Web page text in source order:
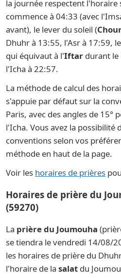
la journée respectent l'horaire
commence à 04:33 (avec
avant), le lever du soleil (
Dhuhr à 13:55, l'Asr à 17:59,
qui équivaut à l'Iftar durant le
l'Icha à 22:57.
La méthode de calcul des
s'appuie par défaut sur la
Paris, avec des angles de 15°
l'Icha. Vous avez la possibilité
conventions selon vos
méthode en haut de la page.
Voir les horaires de prières
Horaires de prière du
(59270)
La prière du Joumouha
se tiendra le vendredi 14/08/
les horaires de prière du
l'horaire de la salat du